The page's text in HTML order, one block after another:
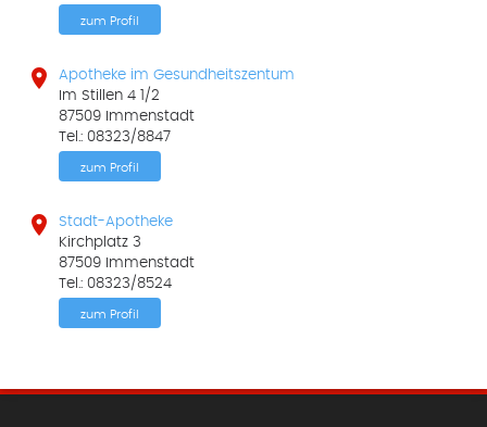
zum Profil

Apotheke im Gesundheitszentum
Im Stillen 4 1/2
87509 Immenstadt
Tel.: 08323/8847
zum Profil

Stadt-Apotheke
Kirchplatz 3
87509 Immenstadt
Tel.: 08323/8524
zum Profil